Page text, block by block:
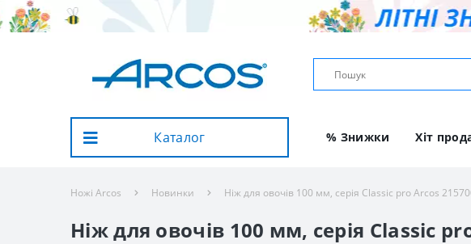
Каталог % Знижки Хіт
Ножі Arcos Новинки Ніж для овочів 100 мм, серія Classic pro Arcos
Ніж для овочів 100 мм, серія Classic